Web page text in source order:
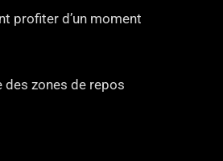
profiter d’un moment
des zones de repos